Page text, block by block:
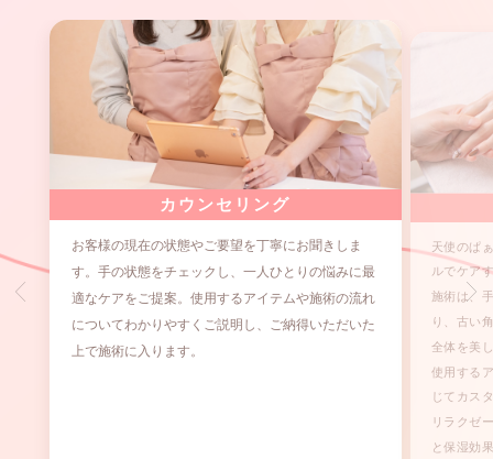
カウンセリング
お客様の現在の状態やご要望を丁寧にお聞きしま
す。手の状態をチェックし、一人ひとりの悩みに最
適なケアをご提案。使用するアイテムや施術の流れ
についてわかりやすくご説明し、ご納得いただいた
上で施術に入ります。
天使のぱ
ルでケア
施術は、
り、古い
全体を美
使用する
じてカス
リラクゼ
と保湿効